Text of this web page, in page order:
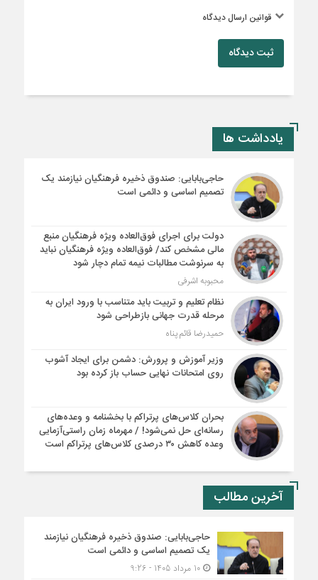
قوانین ارسال دیدگاه
ثبت دیدگاه
یادداشت ها
حاجی‌بابایی: صندوق ذخیره فرهنگیان نیازمند یک
تصمیم اساسی و دائمی است
دولت برای اجرای فوق‌العاده ویژه فرهنگیان منبع
مالی مشخص کند/ فوق‌العاده ویژه فرهنگیان نباید
به سرنوشت مطالبات نیمه‌ تمام دچار شود
محبوبه اشرفی
نظام تعلیم و تربیت باید متناسب با ورود ایران به
مرحله قدرت جهانی بازطراحی شود
حمیدرضا قائم پناه
وزیر آموزش و پرورش: دشمن برای ایجاد آشوب
روی امتحانات نهایی حساب باز کرده بود
بحران کلاس‌های پرتراکم با بخشنامه و وعده‌های
رسانه‌ای حل نمی‌شود! / مهرماه زمان راستی‌آزمایی
وعده کاهش ۳۰ درصدی کلاس‌های پرتراکم است
آخرین مطالب
حاجی‌بابایی: صندوق ذخیره فرهنگیان نیازمند
یک تصمیم اساسی و دائمی است
10 مرداد 1405 - 9:26